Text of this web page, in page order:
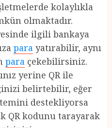
kolaylıkla
olmaktadır.
ilgili bankaya
para yatırabilir, aynı
para çekebilirsiniz.
yerine QR ile
belirtebilir, eğer
destekliyorsa
QR kodunu tarayarak